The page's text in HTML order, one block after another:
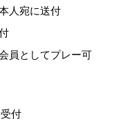
人宛に送付
員としてプレー可
付